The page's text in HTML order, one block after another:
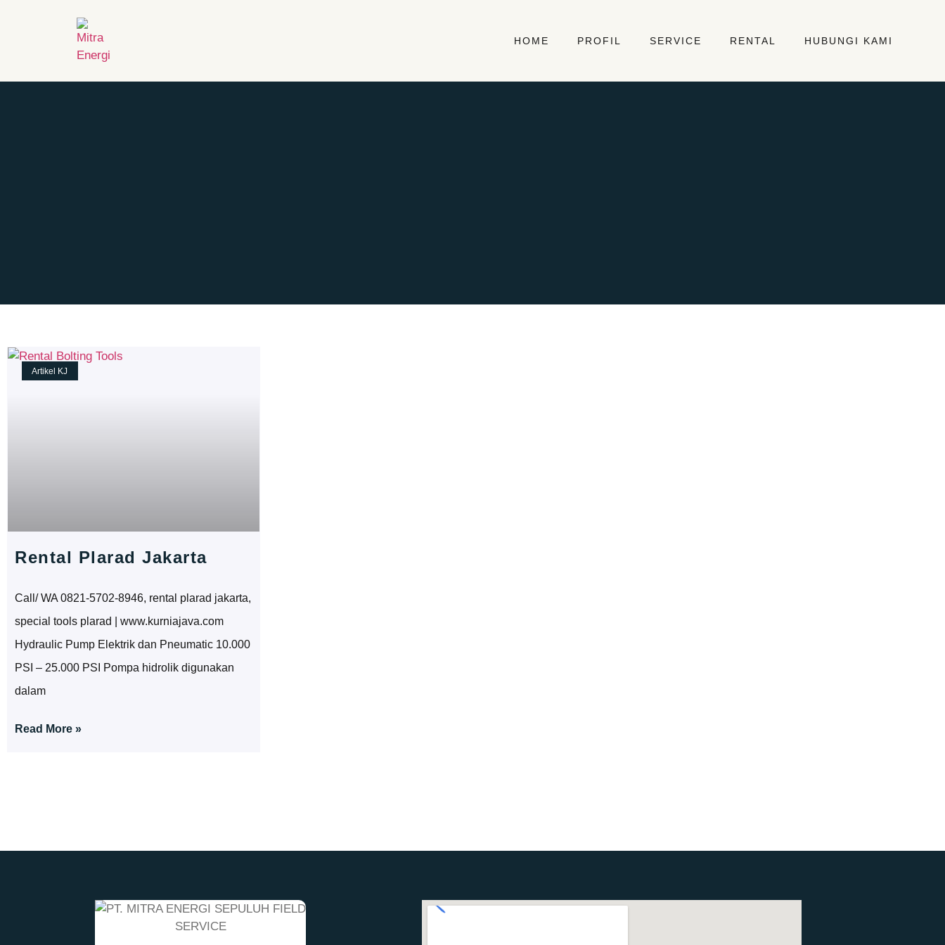
HOME PROFIL SERVICE RENTAL HUBUNGI KAMI
Artikel KJ
Rental Plarad Jakarta
Call/ WA 0821-5702-8946, rental plarad jakarta,
special tools plarad | www.kurniajava.com
Hydraulic Pump Elektrik dan Pneumatic 10.000
PSI – 25.000 PSI Pompa hidrolik digunakan
dalam
Read More »